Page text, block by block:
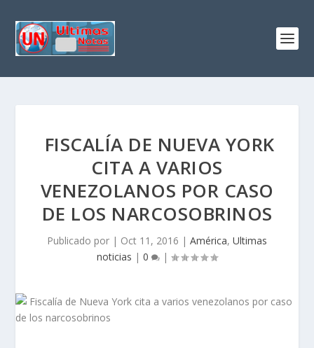
FISCALÍA DE NUEVA YORK
CITA A VARIOS
VENEZOLANOS POR CASO
DE LOS NARCOSOBRINOS
Publicado por | Oct 11, 2016 | América, Ultimas
noticias | 0 |